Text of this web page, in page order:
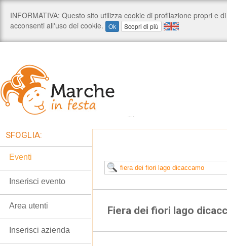
Fiera dei fiori lago
SFOGLIA:
Eventi
Inserisci evento
Area utenti
Inserisci azienda